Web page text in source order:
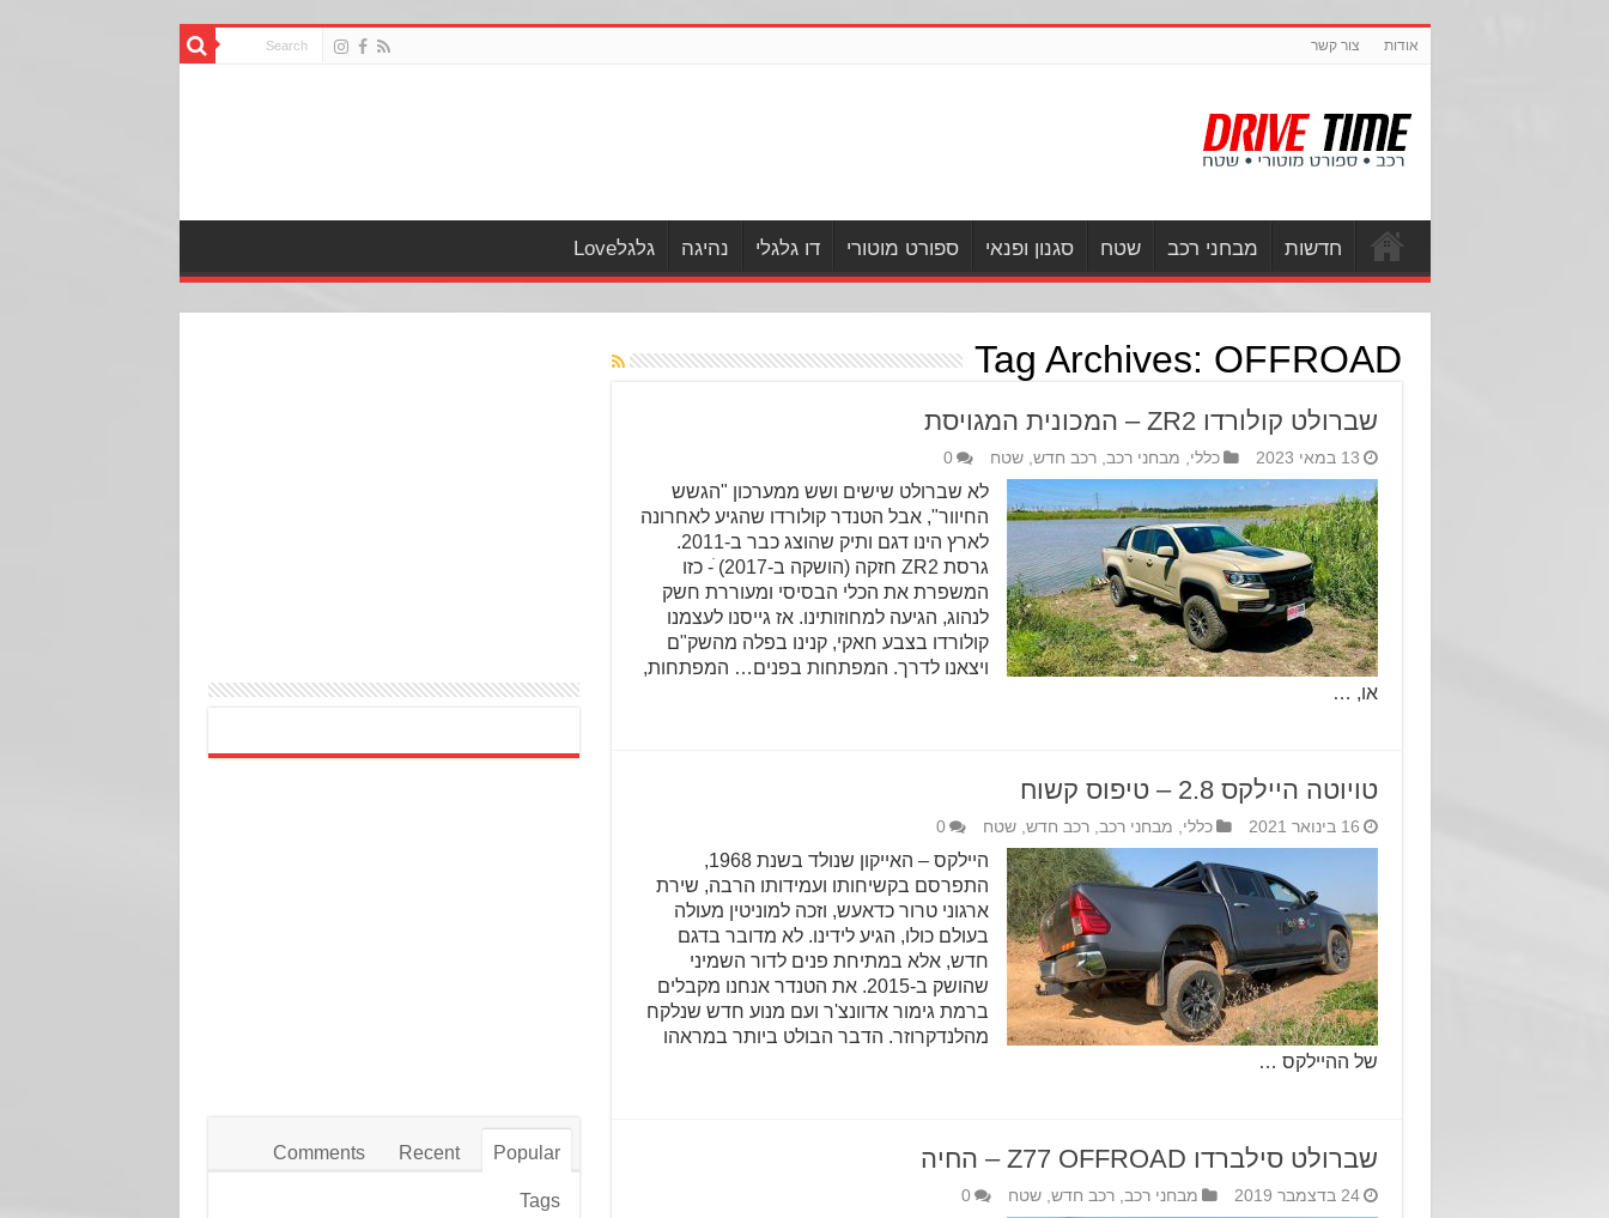
אודות צור קשר
חדשות מבחני רכב שטח סגנון ופנאי ספורט מוטורי דו גלגלי נהיגה גלגלLove
Tag Archives: OFFROAD
שברולט קולורדו ZR2 – המכונית המגויסת
13 במאי 2023 כללי, מבחני רכב,רכב חדש,שטח 0
לא שברולט שישים ושש ממערכון "הגשש
החיוור", אבל הטנדר קולורדו שהגיע לאחרונה
לארץ הינו דגם ותיק שהוצג כבר ב-2011.
גרסת ZR2 חזקה (הושקה ב-2017) ׁ- כזו
המשפרת את הכלי הבסיסי ומעוררת חשק
לנהוג, הגיעה למחוזותינו. אז גייסנו לעצמנו
קולורדו בצבע חאקי, קנינו בפלה מהשק"ם
ויצאנו לדרך. המפתחות בפנים… המפתחות,
או, …
טויוטה היילקס 2.8 – טיפוס קשוח
16 בינואר 2021 כללי, מבחני רכב,רכב חדש,שטח 0
היילקס – האייקון שנולד בשנת 1968,
התפרסם בקשיחותו ועמידותו הרבה, שירת
ארגוני טרור כדאעש, וזכה למוניטין מעולה
בעולם כולו, הגיע לידינו. לא מדובר בדגם
חדש, אלא במתיחת פנים לדור השמיני
שהושק ב-2015. את הטנדר אנחנו מקבלים
ברמת גימור אדוונצ'ר ועם מנוע חדש שנלקח
מהלנדקרוזר. הדבר הבולט ביותר במראהו
של ההיילקס …
שברולט סילברדו Z77 OFFROAD – החיה
24 בדצמבר 2019 מבחני רכב,רכב חדש,שטח 0
Popular
Recent
Comments
Tags